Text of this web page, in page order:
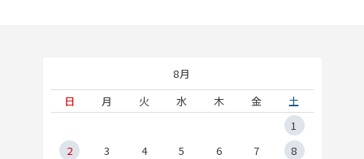
8月
日
月 火 水 木 金
土
1
2
3 4 5 6 7
8